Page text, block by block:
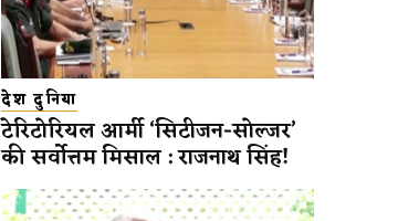
देश दुनिया
टेरिटोरियल आर्मी ‘सिटीजन-सोल्जर’
की सर्वोत्तम मिसाल : राजनाथ सिंह!